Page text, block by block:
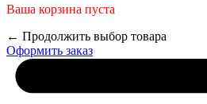
Ваша корзина пуста
← Продолжить выбор товара
Оформить заказ